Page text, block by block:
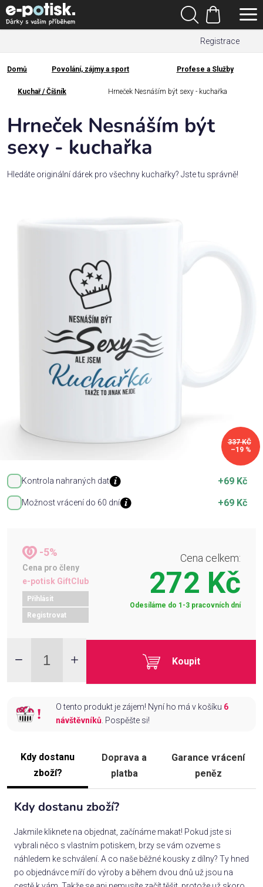
Přejít
na
obsah
Registrace
Hledat
Nákupní
košík
Kategorie
Dárek
Rodina
Přihlášení
Domů
Domů Povolání, zájmy a sport Profese a Služby
Kuchař / Číšník Hrneček Nesnáším být sexy - kuchařka
Kontrola nahraných dat +69 Kč
Možnost vrácení do 60 dní +69 Kč
-5%
Cena pro členy
e-potisk GiftClub
Přihlásit
Registrovat
Cena celkem:
272 Kč
Odesíláme do 1-3 pracovních dní
Koupit
O tento produkt je zájem! Nyní ho má v košíku 6
návštěvníků. Pospěšte si!
Kdy dostanu
zboží?
Doprava a
platba
Garance vrácení
peněz
Kdy dostanu zboží?
Jakmile kliknete na objednat, začínáme makat! Pokud jste si
vybrali něco s vlastním potiskem, brzy se vám ozveme s
náhledem ke schválení. A co naše běžné kousky z dílny? Ty hned
po objednávce míří do výroby a během dvou dnů už jsou na
Hrneček Nesnáším být
sexy - kuchařka
Hledáte originální dárek pro všechny kuchařky? Jste tu správně!
337 KČ
–19 %